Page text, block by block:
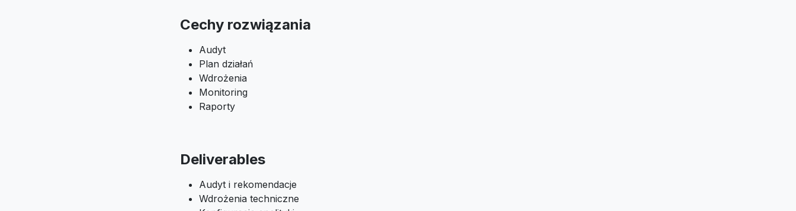
Cechy rozwiązania
Audyt
Plan działań
Wdrożenia
Monitoring
Raporty
Deliverables
Audyt i rekomendacje
Wdrożenia techniczne